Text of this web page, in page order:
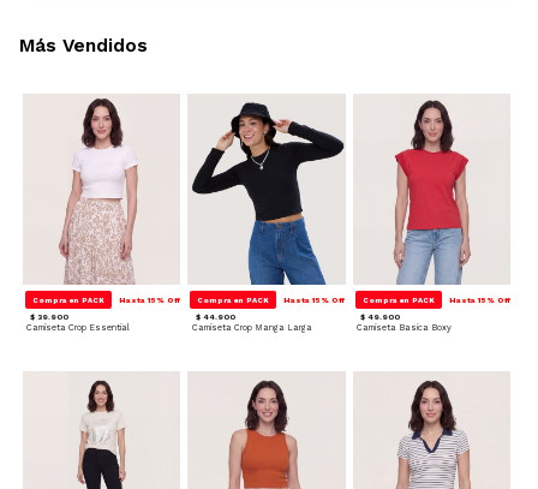
Compra en PACK Hasta 15% Off
$ 39.900
Camiseta Crop Essential
Compra en PACK Hasta 15% Off
$ 44.900
Camiseta Crop Manga Larga
Compra en PACK Hasta 15% Off
$ 49.900
Camiseta Basica Boxy
Más Vendidos